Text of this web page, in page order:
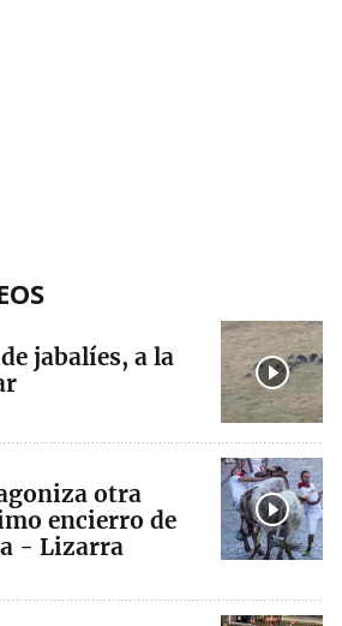
jabalíes, a la
otra
encierro de
- Lizarra